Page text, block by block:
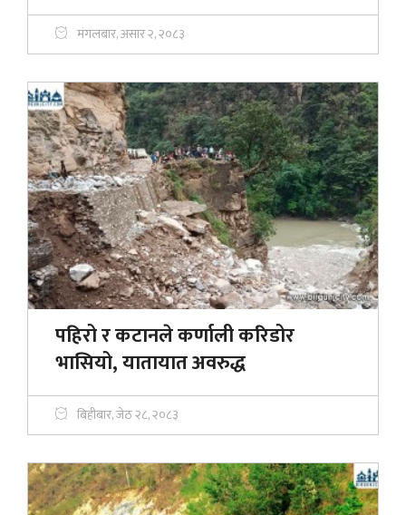
मंगलबार, असार २, २०८३
पहिरो र कटानले कर्णाली करिडोर
भासियो, यातायात अवरुद्ध
बिहीबार, जेठ २८, २०८३